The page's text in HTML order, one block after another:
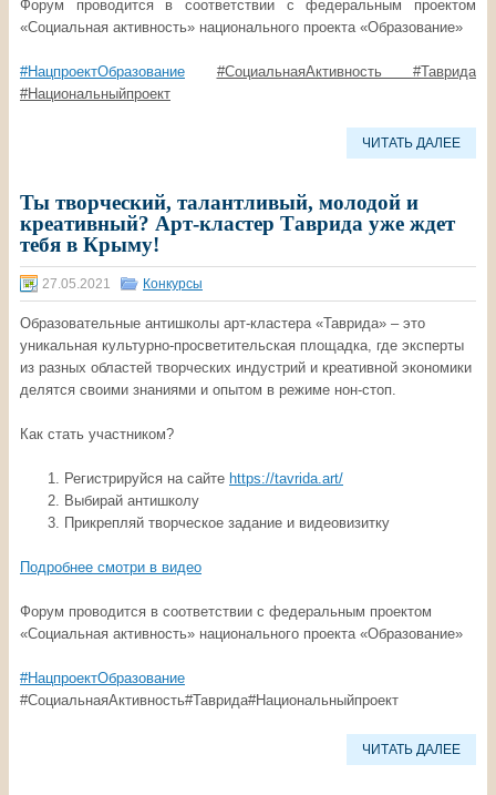
Форум проводится в соответствии с федеральным проектом
«Социальная активность» национального проекта «Образование»
#НацпроектОбразование #СоциальнаяАктивность #Таврида
#Национальныйпроект
ЧИТАТЬ ДАЛЕЕ
Ты творческий, талантливый, молодой и
креативный? Арт-кластер Таврида уже ждет
тебя в Крыму!
27.05.2021 Конкурсы
Образовательные антишколы арт-кластера «Таврида» ‒ это
уникальная культурно-просветительская площадка, где эксперты
из разных областей творческих индустрий и креативной экономики
делятся своими знаниями и опытом в режиме нон-стоп.
Как стать участником?
Регистрируйся на сайте https://tavrida.art/
Выбирай антишколу
Прикрепляй творческое задание и видеовизитку
Подробнее смотри в видео
Форум проводится в соответствии с федеральным проектом
«Социальная активность» национального проекта «Образование»
#НацпроектОбразование
#СоциальнаяАктивность#Таврида#Национальныйпроект
ЧИТАТЬ ДАЛЕЕ